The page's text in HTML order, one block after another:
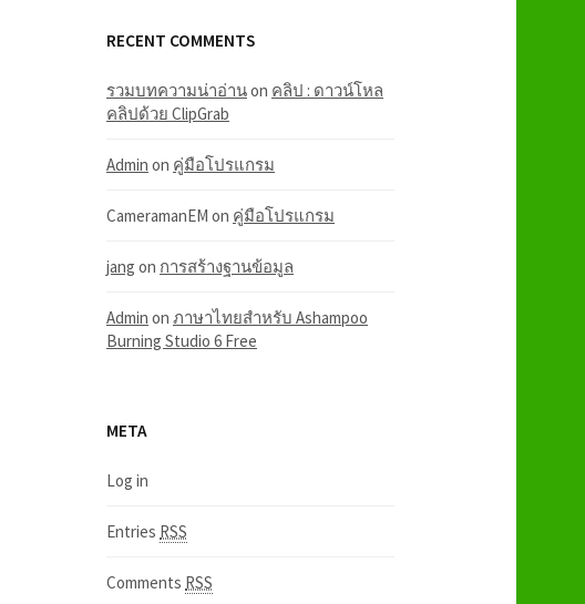
RECENT COMMENTS
รวมบทความน่าอ่านon คลิป : ดาวน์โหล
คลิปด้วย ClipGrab
Admin on คู่มือโปรแกรม
CameramanEM on คู่มือโปรแกรม
jang on การสร้างฐานข้อมูล
Admin on ภาษาไทยสำหรับ Ashampoo
Burning Studio 6 Free
META
Log in
Entries RSS
Comments RSS